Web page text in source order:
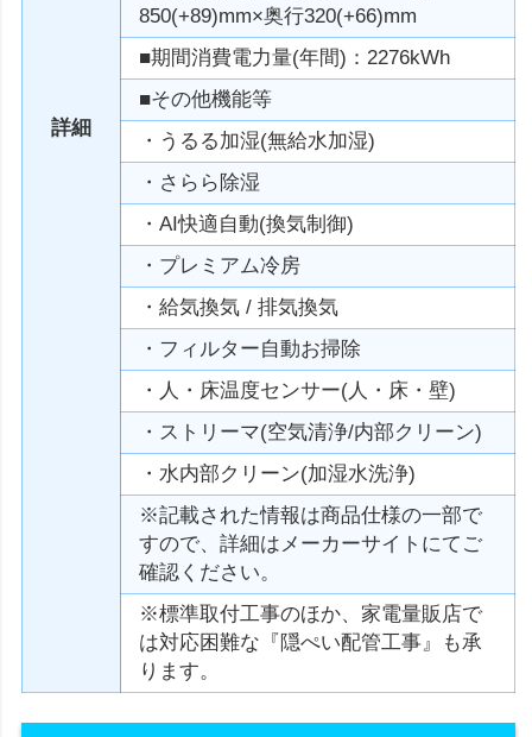
詳細
850(+89)mm×奥行320(+66)mm
■期間消費電力量(年間)：2276kWh
■その他機能等
・うるる加湿(無給水加湿)
・さらら除湿
・AI快適自動(換気制御)
・プレミアム冷房
・給気換気 / 排気換気
・フィルター自動お掃除
・人・床温度センサー(人・床・壁)
・ストリーマ(空気清浄/内部クリーン)
・水内部クリーン(加湿水洗浄)
※記載された情報は商品仕様の一部で
すので、詳細はメーカーサイトにてご
確認ください。
※標準取付工事のほか、家電量販店で
は対応困難な『隠ぺい配管工事』も承
ります。